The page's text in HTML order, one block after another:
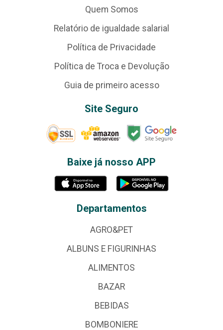
Quem Somos
Relatório de igualdade salarial
Política de Privacidade
Política de Troca e Devolução
Guia de primeiro acesso
Site Seguro
Baixe já nosso APP
Departamentos
AGRO&PET
ALBUNS E FIGURINHAS
ALIMENTOS
BAZAR
BEBIDAS
BOMBONIERE